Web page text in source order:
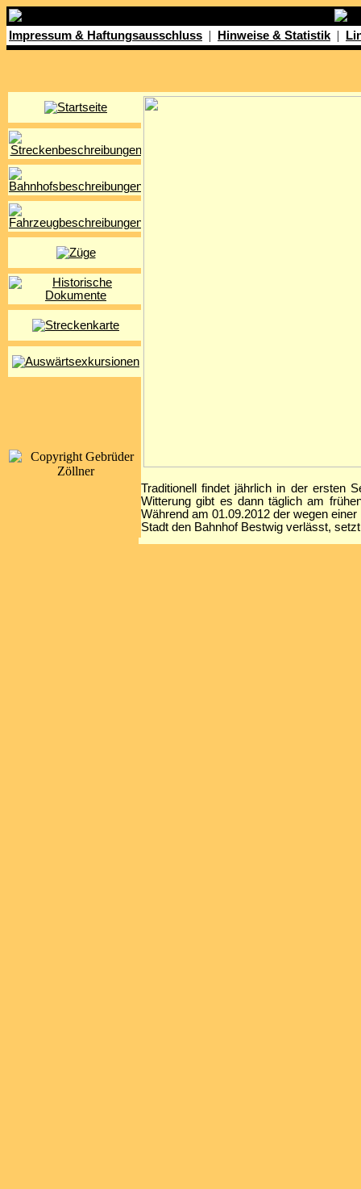
Impressum & Haftungsausschluss | Hinweise & Statistik |
Traditionell findet jährlich in der ersten
Witterung gibt es dann täglich am
Während am 01.09.2012 der wegen
Stadt den Bahnhof Bestwig verlässt,